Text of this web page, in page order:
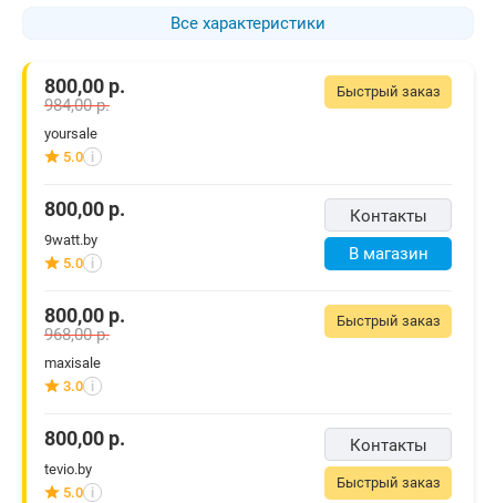
Все характеристики
Быстрый заказ
800,00 р.
984,00р.
yoursale
5.0 i
Контакты
В магазин
800,00 р.
9watt.by
5.0 i
Быстрый заказ
800,00 р.
968,00р.
maxisale
3.0 i
Контакты
Быстрый заказ
800,00 р.
tevio.by
5.0 i